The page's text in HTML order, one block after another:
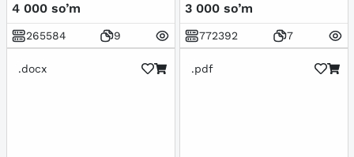
4 000 so’m
265584 9
3 000 so’m
772392 7
.docx .pdf